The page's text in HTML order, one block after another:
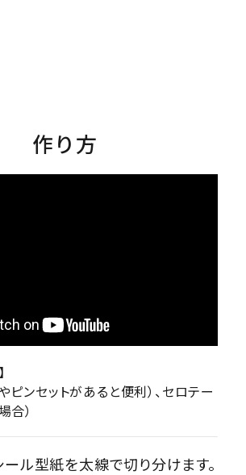
作り方
ピンセットがあると便利）、セロテー
合）
ル型紙を太線で切り分けます。